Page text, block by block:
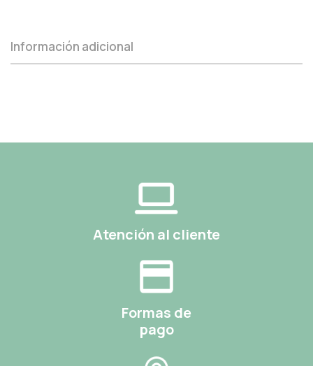
Información adicional
Atención al cliente
Formas de
pago